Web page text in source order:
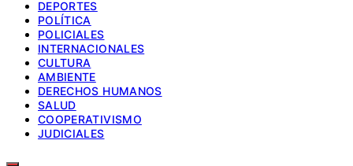
DEPORTES
POLÍTICA
POLICIALES
INTERNACIONALES
CULTURA
AMBIENTE
DERECHOS HUMANOS
SALUD
COOPERATIVISMO
JUDICIALES